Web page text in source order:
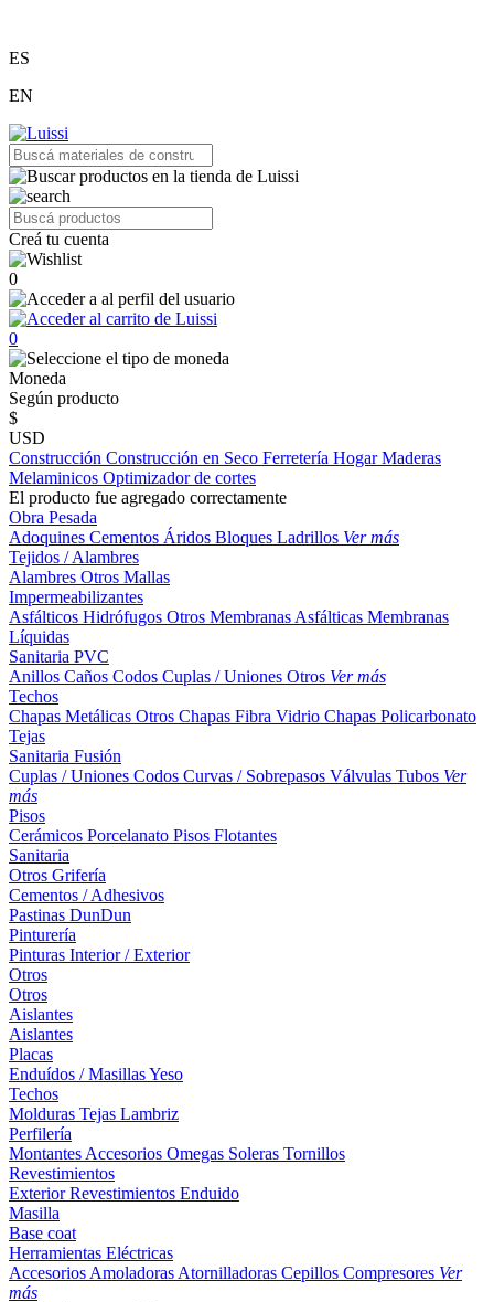
ES
EN
Creá tu cuenta
0
0
Moneda
Según producto
$
USD
Construcción Construcción en Seco Ferretería HogarMaderas
Melaminicos Optimizador de cortes
El producto fue agregado correctamente
Obra Pesada
Adoquines Cementos Áridos Bloques Ladrillos Ver más
Tejidos / Alambres
Alambres Otros Mallas
Impermeabilizantes
Asfálticos Hidrófugos Otros Membranas Asfálticas Membranas
Líquidas
Sanitaria PVC
Anillos Caños Codos Cuplas / Uniones Otros Ver más
Techos
Chapas Metálicas Otros Chapas Fibra Vidrio Chapas Policarbonato
Tejas
Sanitaria Fusión
Cuplas / Uniones Codos Curvas / Sobrepasos Válvulas Tubos Ver
más
Pisos
Cerámicos Porcelanato Pisos Flotantes
Sanitaria
Otros Grifería
Cementos / Adhesivos
Pastinas DunDun
Pinturería
Pinturas Interior / Exterior
Otros
Otros
Aislantes
Aislantes
Placas
Enduídos / MasillasYeso
Techos
Molduras Tejas Lambriz
Perfilería
Montantes Accesorios Omegas Soleras Tornillos
Revestimientos
ExteriorRevestimientos Enduido
Masilla
Base coat
Herramientas Eléctricas
Accesorios Amoladoras Atornilladoras Cepillos Compresores Ver
más